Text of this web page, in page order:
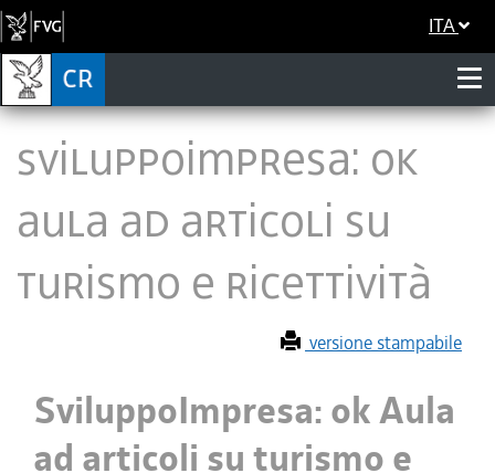
ITA
SviluppoImpresa: ok
Aula ad articoli su
turismo e ricettività
versione stampabile
SviluppoImpresa: ok Aula
ad articoli su turismo e